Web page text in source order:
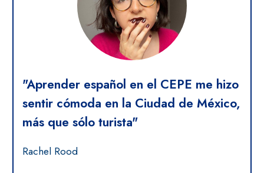
"Aprender español en el CEPE me hizo
sentir cómoda en la Ciudad de México,
más que sólo turista"
Rachel Rood